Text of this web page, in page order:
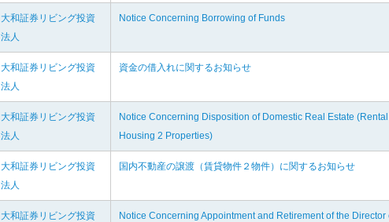
大和証券リビング投資
法人
Notice Concerning Borrowing of Funds
大和証券リビング投資
法人
資金の借入れに関するお知らせ
大和証券リビング投資
法人
Notice Concerning Disposition of Domestic Real Estate (Rental
Housing 2 Properties)
大和証券リビング投資
法人
国内不動産の譲渡（賃貸物件２物件）に関するお知らせ
大和証券リビング投資
Notice Concerning Appointment and Retirement of the Director